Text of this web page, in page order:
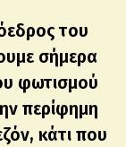
του
σήμερα
φωτισμού
περίφημη
κάτι που